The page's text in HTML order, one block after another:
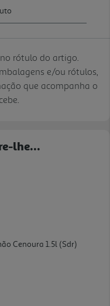
rótulo do artigo.
e/ou rótulos,
que acompanha o
lhe...
Cenoura 1.5l (sdr)